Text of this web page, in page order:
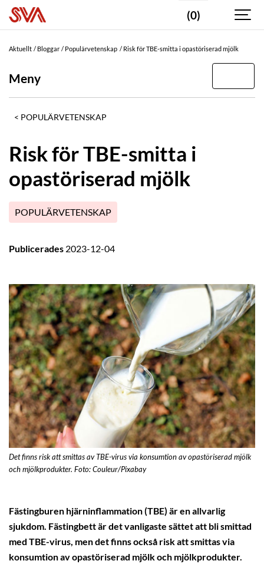
(0)
Aktuellt Bloggar Populärvetenskap Risk för TBE-smitta i opastöriserad mjölk
Meny
POPULÄRVETENSKAP
Risk för TBE-smitta i
opastöriserad mjölk
POPULÄRVETENSKAP
Publicerades 2023-12-04
Det finns risk att smittas av TBE-virus via konsumtion av opastöriserad mjölk
och mjölkprodukter. Foto: Couleur/Pixabay
Fästingburen hjärninflammation (TBE) är en allvarlig
sjukdom. Fästingbett är det vanligaste sättet att bli smittad
med TBE-virus, men det finns också risk att smittas via
konsumtion av opastöriserad mjölk och mjölkprodukter.